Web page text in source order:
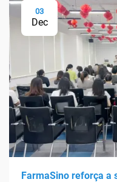
03
Dec
FarmaSino reforça a